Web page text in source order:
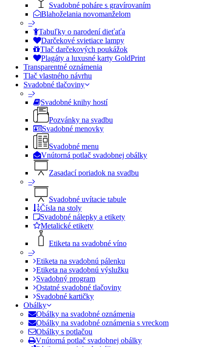
Svadobné poháre s gravírovaním
Blahoželania novomanželom
–
Tabuľky o narodení dieťaťa
Darčekové svietiace lampy
Tlač darčekových poukážok
Plagáty a luxusné karty GoldPrint
Transparentné oznámenia
Tlač vlastného návrhu
Svadobné tlačoviny
–
Svadobné knihy hostí
Pozvánky na svadbu
Svadobné menovky
Svadobné menu
Vnútorná potlač svadobnej obálky
Zasadací poriadok na svadbu
–
Svadobné uvítacie tabule
Čísla na stoly
Svadobné nálepky a etikety
Metalické etikety
Etiketa na svadobné víno
–
Etiketa na svadobnú pálenku
Etiketa na svadobnú výslužku
Svadobný program
Ostatné svadobné tlačoviny
Svadobné kartičky
Obálky
Obálky na svadobné oznámenia
Obálky na svadobné oznámenia s vreckom
Obálky s potlačou
Vnútorná potlač svadobnej obálky